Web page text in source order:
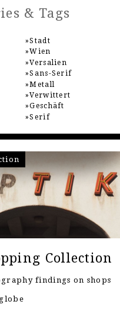
& Tags
Stadt
Wien
Versalien
Sans-Serif
Metall
Verwittert
Geschäft
Serif
Collection
findings on shops